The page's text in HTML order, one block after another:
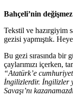
Bahçeli’nin
Tekstil ve hazırgiyim
gezisi yapmıştık.
Bu gezi sırasında bir
çaylarımızı içerken,
“Atatürk’e
İngilizlerdir. İngilizler
Savaşı’nı